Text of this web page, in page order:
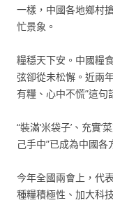
一樣，中國各地鄉村
忙景象。
糧穩天下安。中國糧
弦卻從未松懈。近兩
有糧、心中不慌”這句
“裝滿‘米袋子’、充實
己手中”已成為中國各
今年全國兩會上，代
種糧積極性、加大科